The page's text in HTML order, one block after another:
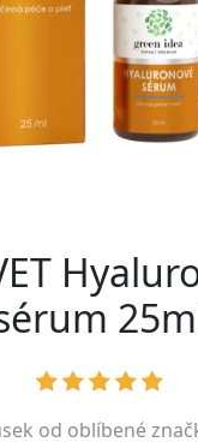
od oblíbené